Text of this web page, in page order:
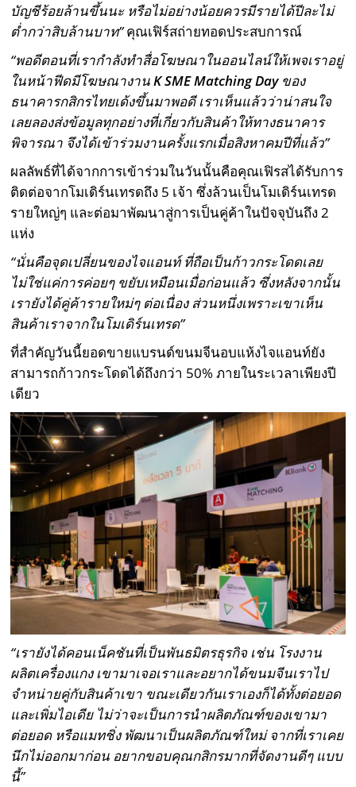
บัญชีร้อยล้านขึ้นนะ หรือไม่อย่างน้อยควรมีรายได้ปีละไม่
ต่ำกว่าสิบล้านบาท”คุณเฟิร์สถ่ายทอดประสบการณ์
“พอดีตอนที่เรากำลังทำสื่อโฆษณาในออนไลน์ให้เพจเราอยู่
ในหน้าฟีดมีโฆษณางานKSME Matching Day ของ
ธนาคารกสิกรไทยเด้งขึ้นมาพอดี เราเห็นแล้วว่าน่าสนใจ
เลยลองส่งข้อมูลทุกอย่างที่เกี่ยวกับสินค้าให้ทางธนาคาร
พิจารณา จึงได้เข้าร่วมงานครั้งแรกเมื่อสิงหาคมปีที่แล้ว”
ผลลัพธ์ที่ได้จากการเข้าร่วมในวันนั้นคือคุณเฟิรสได้รับการ
ติดต่อจากโมเดิร์นเทรดถึง 5 เจ้า ซึ่งล้วนเป็นโมเดิร์นเทรด
รายใหญ่ๆ และต่อมาพัฒนาสู่การเป็นคู่ค้าในปัจจุบันถึง 2
แห่ง
“นั่นคือจุดเปลี่ยนของไจแอนท์ ที่ถือเป็นก้าวกระโดดเลย
ไม่ใช่แค่การค่อยๆ ขยับเหมือนเมื่อก่อนแล้ว ซึ่งหลังจากนั้น
เรายังได้คู่ค้ารายใหม่ๆ ต่อเนื่อง ส่วนหนึ่งเพราะเขาเห็น
สินค้าเราจากในโมเดิร์นเทรด”
ที่สำคัญวันนี้ยอดขายแบรนด์ขนมจีนอบแห้งไจแอนท์ยัง
สามารถก้าวกระโดดได้ถึงกว่า 50% ภายในระเวลาเพียงปี
เดียว
“เรายังได้คอนเน็คชันที่เป็นพันธมิตรธุรกิจ เช่น โรงงาน
ผลิตเครื่องแกง เขามาเจอเราและอยากได้ขนมจีนเราไป
จำหน่ายคู่กับสินค้าเขา ขณะเดียวกันเราเองก็ได้ทั้งต่อยอด
และเพิ่มไอเดีย ไม่ว่าจะเป็นการนำผลิตภัณฑ์ของเขามา
ต่อยอด หรือแมทชิ่ง พัฒนาเป็นผลิตภัณฑ์ใหม่ จากที่เราเคย
นึกไม่ออกมาก่อน อยากขอบคุณกสิกรมากที่จัดงานดีๆ แบบ
นี้”